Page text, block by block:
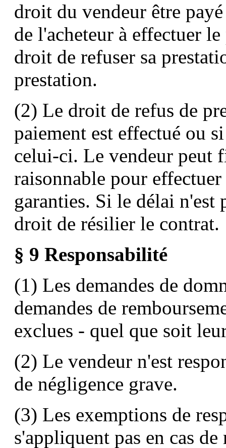
droit du vendeur être
de l'acheteur à effectuer
droit de refuser sa
prestation.
(2) Le droit de refus de
paiement est effectué ou
celui-ci. Le vendeur peut
raisonnable pour
garanties. Si le délai n'est
droit de résilier le contrat.
§ 9 Responsabilité
(1) Les demandes de
demandes de
exclues - quel que soit
(2) Le vendeur n'est
de négligence grave.
(3) Les exemptions de
s'appliquent pas en cas